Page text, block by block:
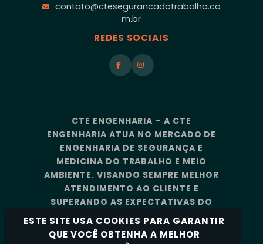
contato@ctesegurancadotrabalho.co
m.br
REDES SOCIAIS
CTE ENGENHARIA – A CTE
ENGENHARIA ATUA NO MERCADO DE
ENGENHARIA DE SEGURANÇA E
MEDICINA DO TRABALHO E MEIO
AMBIENTE. VISANDO SEMPRE MELHOR
ATENDIMENTO AO CLIENTE E
SUPERANDO AS EXPECTATIVAS DO
MERCADO, A CTE ENGENHARIA
CONTA COM UMA EQUIPE DE
ESTE SITE USA COOKIES PARA GARANTIR
QUE VOCÊ OBTENHA A MELHOR